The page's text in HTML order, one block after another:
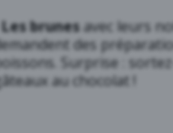
Les brunesavec leurs
des
Surprise :
au chocolat !